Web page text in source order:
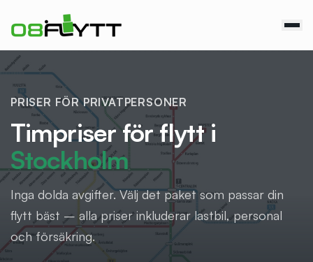
PRISER FÖR PRIVATPERSONER
Timpriser för flytt i
Stockholm
Inga dolda avgifter. Välj det paket som passar din
flytt bäst – alla priser inkluderar lastbil, personal
och försäkring.